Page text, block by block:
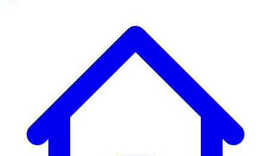
การรับประกันสินค้า
ข่าวสารและโปรโมชั่น
ติดต่อเรา
02 393 3356
ก. เจริญยางยนต์ (บริษัท มิ้งค์ แอนด์ ซีน จำกัด) 2275 ถ.สุขุมวิท
(ระหว่างซอยสุขุมวิท 89/1 - 91) แขวงบางจาก เขตพระโขนง
กรุงเทพมหานคร 10260
ก. เจริญค็อกพิท